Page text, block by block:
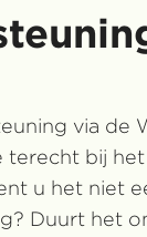
via de
terecht bij
u het niet
Duurt het